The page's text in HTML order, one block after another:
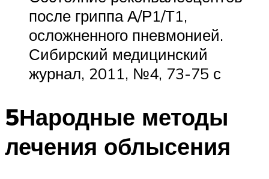
после гриппа А/Р1/Т1,
осложненного пневмонией.
Сибирский медицинский
журнал, 2011, №4, 73-75 с
5Народные методы
лечения облысения